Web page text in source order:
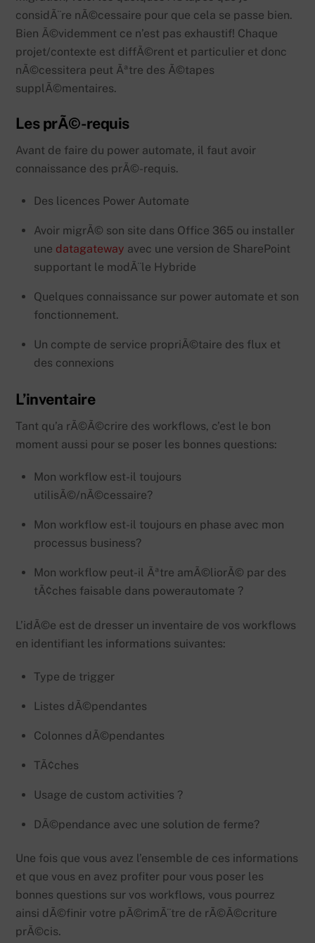
considÃ¨re nÃ©cessaire pour que cela se passe bien.
Bien Ã©videmment ce n’est pas exhaustif! Chaque
projet/contexte est diffÃ©rent et particulier et donc
nÃ©cessitera peut Ãªtre des Ã©tapes
supplÃ©mentaires.
Les prÃ©-requis
Avant de faire du power automate, il faut avoir
connaissance des prÃ©-requis.
Des licences Power Automate
Avoir migrÃ© son site dans Office 365 ou installer
une datagateway avec une version de SharePoint
supportant le modÃ¨le Hybride
Quelques connaissance sur power automate et son
fonctionnement.
Un compte de service propriÃ©taire des flux et
des connexions
L’inventaire
Tant qu’a rÃ©Ã©crire des workflows, c’est le bon
moment aussi pour se poser les bonnes questions:
Mon workflow est-il toujours
utilisÃ©/nÃ©cessaire?
Mon workflow est-il toujours en phase avec mon
processus business?
Mon workflow peut-il Ãªtre amÃ©liorÃ© par des
tÃ¢ches faisable dans powerautomate ?
L’idÃ©e est de dresser un inventaire de vos workflows
en identifiant les informations suivantes:
Type de trigger
Listes dÃ©pendantes
Colonnes dÃ©pendantes
TÃ¢ches
Usage de custom activities ?
DÃ©pendance avec une solution de ferme?
Une fois que vous avez l’ensemble de ces informations
et que vous en avez profiter pour vous poser les
bonnes questions sur vos workflows, vous pourrez
ainsi dÃ©finir votre pÃ©rimÃ¨tre de rÃ©Ã©criture
prÃ©cis.